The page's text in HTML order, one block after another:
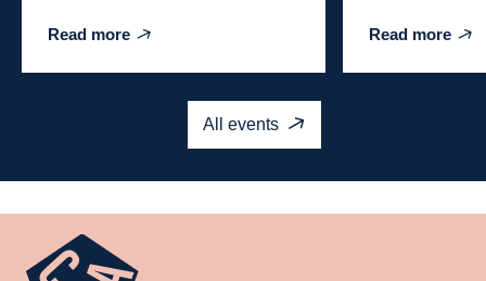
Read more Read more
All events